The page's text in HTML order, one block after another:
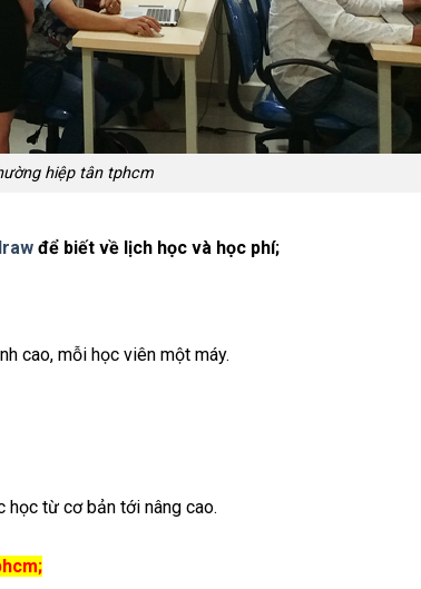
hiệp tân tphcm
để biết về lịch học và học phí;
cao, mỗi học viên một máy.
từ cơ bản tới nâng cao.